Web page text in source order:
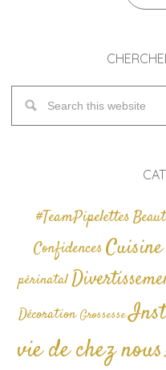
#TeamPipelettes
Confidences
périnatal
Décoration Grossesse
vie de chez nous